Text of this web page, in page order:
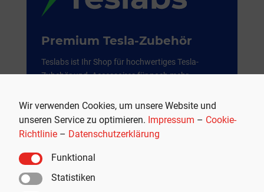
Wir verwenden Cookies, um unsere Website und
unseren Service zu optimieren. Impressum – Cookie-
Richtlinie – Datenschutzerklärung
Funktional
Statistiken
Premium Tesla-Zubehör
Teslabs ist Ihr Shop für hochwertiges Tesla-
Zubehör und -Accessoires für noch mehr
Weil es mehr als nur ein Auto ist.
JETZT SHOPPEN
Werbung